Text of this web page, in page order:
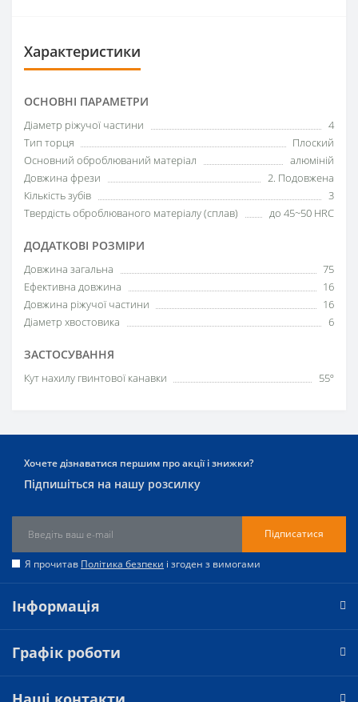
Характеристики
ОСНОВНІ ПАРАМЕТРИ
Діаметр ріжучої частини
4
Тип торця
Плоский
Основний оброблюваний матеріал
алюміній
Довжина фрези
2. Подовжена
Кількість зубів
3
Твердість оброблюваного матеріалу (сплав)
до 45~50 HRC
ДОДАТКОВІ РОЗМІРИ
Довжина загальна
75
Ефективна довжина
16
Довжина ріжучої частини
16
Діаметр хвостовика
6
ЗАСТОСУВАННЯ
Кут нахилу гвинтової канавки 55º
Хочете дізнаватися першим про акції і знижки?
Підпишіться на нашу розсилку
Підписатися
Я прочитав Політика безпеки і згоден з вимогами
Інформація
Графік роботи